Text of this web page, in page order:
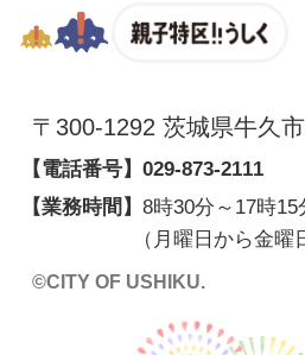
〒300-1292 茨城県牛久
【電話番号】 029-873-2111
【業務時間】 8時30分～17時15
（月曜日から金
©CITY OF USHIKU.